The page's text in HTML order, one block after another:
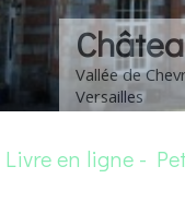
Vallée de
Versailles
Livre en ligne -